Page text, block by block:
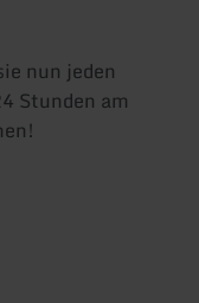
nun jeden
Stunden am